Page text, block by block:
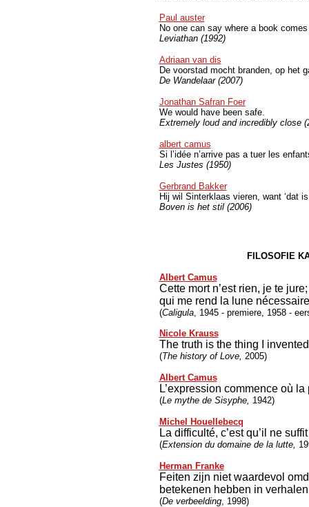
Paul auster
No one can say where a book
Leviathan (1992)
Adriaan van dis
De voorstad mocht branden, op het
De Wandelaar (2007)
Jonathan Safran Foer
We would have been safe.
Extremely loud and incredibly close
albert camus
Si l’idée n’arrive pas a tuer les
Les Justes (1950)
Gerbrand Bakker
Hij wil Sinterklaas vieren, want ‘dat is
Boven is het stil (2006)
FILOSOFIE
Albert Camus
Cette mort n’est rien, je te
qui me rend la lune
(Caligula, 1945 - premiere, 1958 -
Nicole Krauss
The truth is the thing I
(The history of Love, 2005)
Albert Camus
L’expression commence où
(Le mythe de Sisyphe, 1942)
Michel Houellebecq
La difficulté, c’est qu’il ne
(Extension du domaine de la lutte,
Herman Franke
Feiten zijn niet waardevol
betekenen hebben in
(De verbeelding, 1998)